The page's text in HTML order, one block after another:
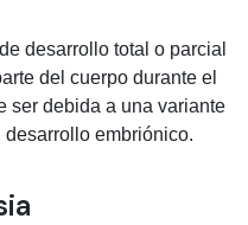
desarrollo total o parcial
del cuerpo durante el
ser debida a una variante
embriónico.